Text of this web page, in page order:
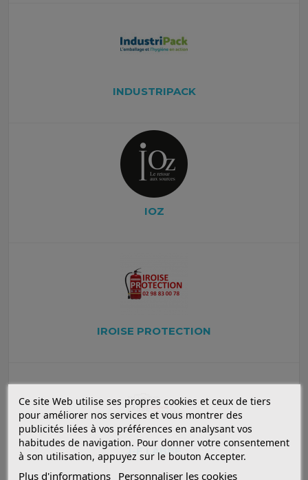
INDUSTRIPACK
IOZ
IROISE PROTECTION
J-F LABBE
Ce site Web utilise ses propres cookies et ceux de tiers
pour améliorer nos services et vous montrer des
publicités liées à vos préférences en analysant vos
habitudes de navigation. Pour donner votre consentement
à son utilisation, appuyez sur le bouton Accepter.
Plus d'informations Personnaliser les cookies